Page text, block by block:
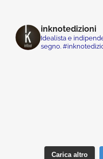
inknotedizioni
Idealista e
segno.
Carica altro